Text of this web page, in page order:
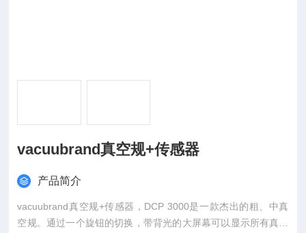
vacuubrand真空规+传感器
产品简介
vacuubrand真空规+传感器，DCP 3000是一款杰出的粗、中真
空规。通过一个旋钮的切换，带背光的大屏幕可以显示所有真空